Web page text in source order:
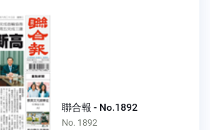
聯合報 - No.1892
No. 1892